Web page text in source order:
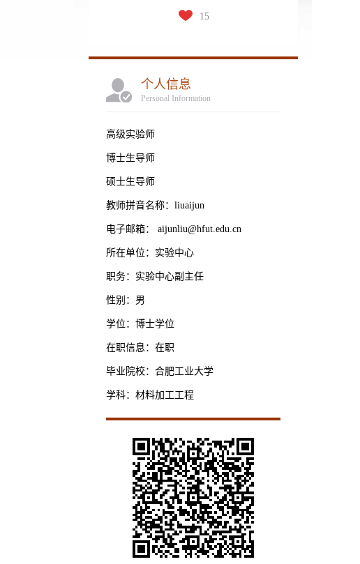
15
个人信息
Personal Information
高级实验师
博士生导师
硕士生导师
教师拼音名称：liuaijun
电子邮箱： aijunliu@hfut.edu.cn
所在单位：实验中心
职务：实验中心副主任
性别：男
学位：博士学位
在职信息：在职
毕业院校：合肥工业大学
学科：材料加工工程